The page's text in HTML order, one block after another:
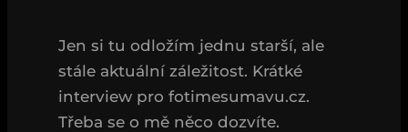
Jen si tu odložím jednu starší, ale
stále aktuální záležitost. Krátké
interview pro fotimesumavu.cz.
Třeba se o mě něco dozvíte.